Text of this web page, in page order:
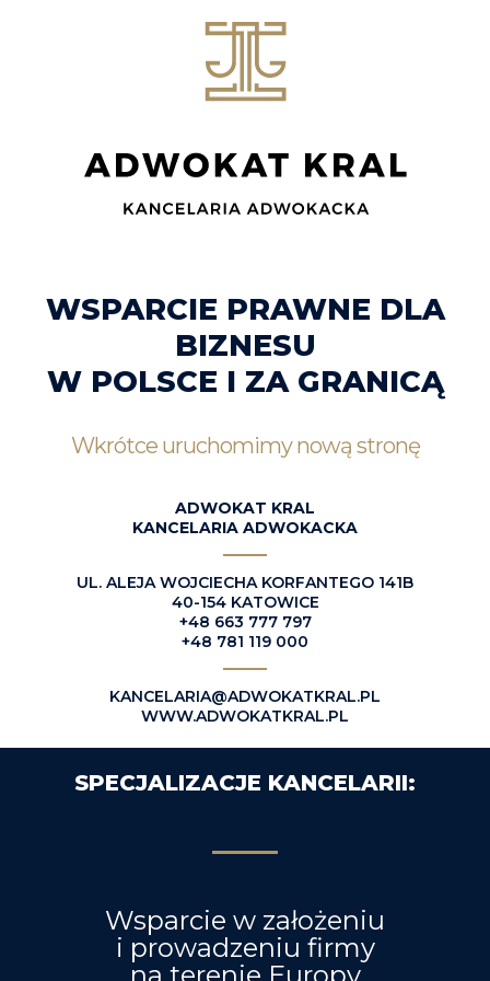
WSPARCIE PRAWNE DLA
BIZNESU
W POLSCE I ZA GRANICĄ
Wkrótce uruchomimy nową stronę
ADWOKAT KRAL
KANCELARIA ADWOKACKA
UL. ALEJA WOJCIECHA KORFANTEGO 141B
40-154 KATOWICE
+48 663 777 797
+48 781 119 000
KANCELARIA@ADWOKATKRAL.PL
WWW.ADWOKATKRAL.PL
SPECJALIZACJE KANCELARII:
Wsparcie w założeniu
i prowadzeniu firmy